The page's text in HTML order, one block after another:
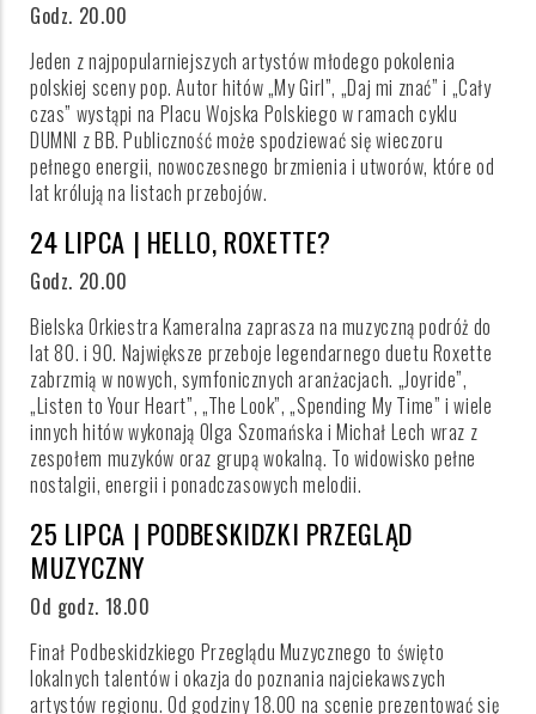
Godz. 20.00
Jeden z najpopularniejszych artystów młodego pokolenia
polskiej sceny pop. Autor hitów „My Girl”, „Daj mi znać” i „Cały
czas” wystąpi na Placu Wojska Polskiego w ramach cyklu
DUMNI z BB. Publiczność może spodziewać się wieczoru
pełnego energii, nowoczesnego brzmienia i utworów, które od
lat królują na listach przebojów.
24 LIPCA | HELLO, ROXETTE?
Godz. 20.00
Bielska Orkiestra Kameralna zaprasza na muzyczną podróż do
lat 80. i 90. Największe przeboje legendarnego duetu Roxette
zabrzmią w nowych, symfonicznych aranżacjach. „Joyride”,
„Listen to Your Heart”, „The Look”, „Spending My Time” i wiele
innych hitów wykonają Olga Szomańska i Michał Lech wraz z
zespołem muzyków oraz grupą wokalną. To widowisko pełne
nostalgii, energii i ponadczasowych melodii.
25 LIPCA | PODBESKIDZKI PRZEGLĄD
MUZYCZNY
Od godz. 18.00
Finał Podbeskidzkiego Przeglądu Muzycznego to święto
lokalnych talentów i okazja do poznania najciekawszych
artystów regionu. Od godziny 18.00 na scenie prezentować się